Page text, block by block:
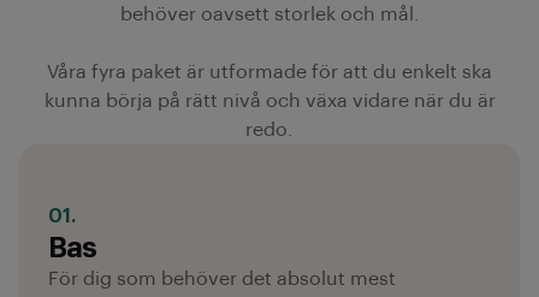
behöver oavsett storlek och mål.
Våra fyra paket är utformade för att du enkelt ska
kunna börja på rätt nivå och växa vidare när du är
redo.
01.
Bas
För dig som behöver det absolut mest